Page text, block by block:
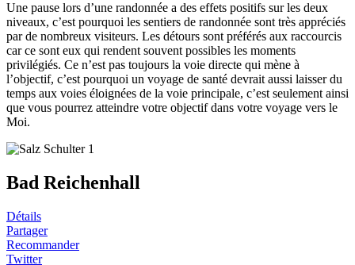
Une pause lors d’une randonnée a des effets positifs sur les deux
niveaux, c’est pourquoi les sentiers de randonnée sont très appréciés
par de nombreux visiteurs. Les détours sont préférés aux raccourcis
car ce sont eux qui rendent souvent possibles les moments
privilégiés. Ce n’est pas toujours la voie directe qui mène à
l’objectif, c’est pourquoi un voyage de santé devrait aussi laisser du
temps aux voies éloignées de la voie principale, c’est seulement ainsi
que vous pourrez atteindre votre objectif dans votre voyage vers le
Moi.
Bad Reichenhall
Détails
Partager
Recommander
Twitter